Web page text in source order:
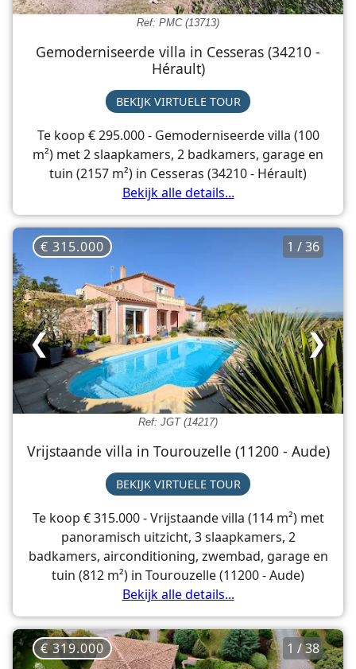
Ref: PMC (13713)
Gemoderniseerde villa in Cesseras (34210 -
Hérault)
BEKIJK VIRTUELE TOUR
Te koop € 295.000 - Gemoderniseerde villa (100
m²) met 2 slaapkamers, 2 badkamers, garage en
tuin (2157 m²) in Cesseras (34210 - Hérault)
Bekijk alle details...
Ref: JGT (14217)
1 / 36
❯
❮
€ 315.000
Vrijstaande villa in Tourouzelle (11200 - Aude)
BEKIJK VIRTUELE TOUR
Te koop € 315.000 - Vrijstaande villa (114 m²) met
panoramisch uitzicht, 3 slaapkamers, 2
badkamers, airconditioning, zwembad, garage en
tuin (812 m²) in Tourouzelle (11200 - Aude)
Bekijk alle details...
1 / 38
€ 319.000